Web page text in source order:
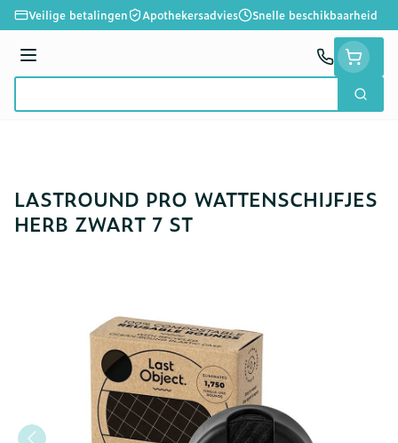
Ga naar de inhoud
Veilige betalingen Apothekersadvies Snelle beschikbaarheid
Menu
Zoek
LASTROUND PRO WATTENSCHIJFJES
HERB ZWART 7 ST